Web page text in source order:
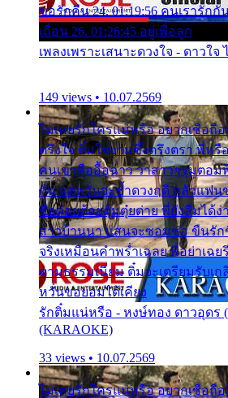
ขอรักคืน 24. 01:19:56 คนเรารักกั
เถื่อน 26. 01:26:45 อยู่เพื่อลูก
เพลงเพราะเสนาะดวงใจ - ดาวใจ
149 views • 10.07.2569
ไม่เคยรักใครแน่หรือ อยากเชื่อถื
ตรึงใจ ติ๋มใช่งามซึ้งตรึงตรา พี่ห
คนเขาลืออื้อฉาว ว่าสาวๆรุมตอ
กัน แต่หวั่นจะช้ำดวงฤดี กลัวแฟ
ชื่อต๋อยต้อยตุ้มตุ๋ยต่าย พี่ยังลืมได้ง่
สาวบ้านนา แสนจะซอมซ่อ ขืนรั
จริงเหมือนคำพร่ำเฉลย พี่อย่าเฉ
ตามธรรมเนียม ติ๋มจะเตรียมรับเ
หวั่นขอยอมได้เคียง
รักติ๋มแน่หรือ - หงษ์ทอง ดาวอุดร
(KARAOKE)
33 views • 10.07.2569
ไม่เคยรักใครแน่หรือ อยากเชื่อถื